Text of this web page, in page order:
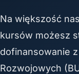
Na większość
kursów możesz
dofinansowanie z
Rozwojowych